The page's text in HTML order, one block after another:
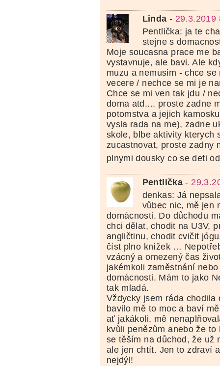
Linda - 29.3.2019
Pentlička: ja te
stejne s
Moje soucasna prace me
vystavnuje, ale bavi. Ale
muzu a nemusim - chce
vecere / nechce se mi je
Chce se mi ven tak jdu /
doma atd.... proste zadne
potomstva a jejich
vysla rada na me), zadne
skole, blbe aktivity kterych
zucastnovat, proste zadny
plnymi dousky co se deti
Pentlička -
denkas: Já
vůbec nic, mě jen
domácnosti. Do důchodu
chci dělat, chodit na U3V,
angličtinu, chodit cvičit
číst plno knížek …
vzácný a omezený čas
jakémkoli zaměstnání
domácnosti. Mám to jako
tak mladá.
Vždycky jsem ráda chodila
bavilo mě to moc a baví
ať jakákoli, mě
kvůli penězům anebo že
se těším na důchod, že už
ale jen chtít. Jen to zdraví
nejdýl!